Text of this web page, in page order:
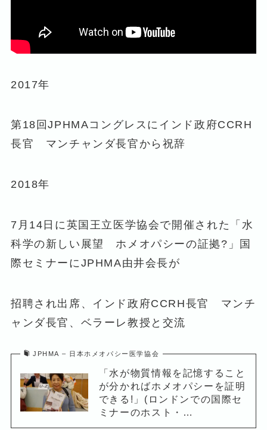
2017年
第18回JPHMAコングレスにインド政府CCRH
長官 マンチャンダ長官から祝辞
2018年
7月14日に英国王立医学協会で開催された「水
科学の新しい展望 ホメオパシーの証拠?」国
際セミナーにJPHMA由井会長が
招聘され出席、インド政府CCRH長官 マンチ
ャンダ長官、ベラーレ教授と交流
JPHMA – 日本ホメオパシー医学協会
「水が物質情報を記憶すること
が分かればホメオパシーを証明
できる!」(ロンドンでの国際セ
ミナーのホスト・…